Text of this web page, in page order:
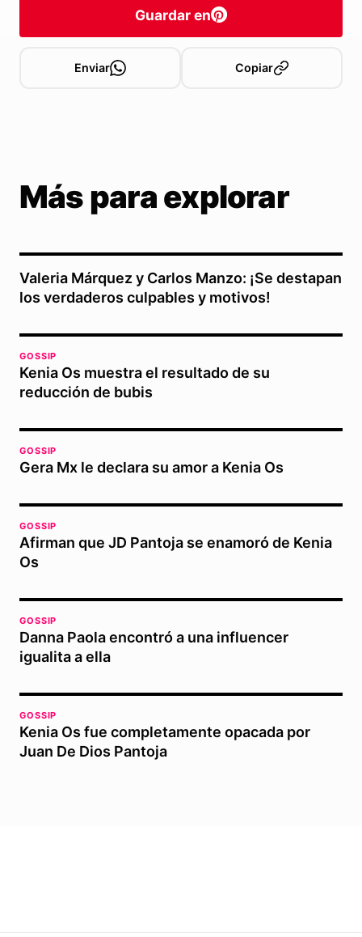
Guardar en
Enviar Copiar
Más para explorar
Valeria Márquez y Carlos Manzo: ¡Se destapan
los verdaderos culpables y motivos!
GOSSIP
Kenia Os muestra el resultado de su
reducción de bubis
GOSSIP
Gera Mx le declara su amor a Kenia Os
GOSSIP
Afirman que JD Pantoja se enamoró de Kenia
Os
GOSSIP
Danna Paola encontró a una influencer
igualita a ella
GOSSIP
Kenia Os fue completamente opacada por
Juan De Dios Pantoja